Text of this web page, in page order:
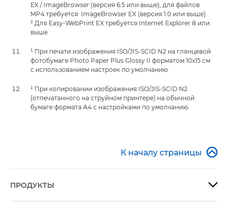
EX / ImageBrowser (версия 6.5 или выше), для файлов
MP4 требуется: ImageBrowser EX (версия 1.0 или выше).
² Для Easy-WebPrint EX требуется Internet Explorer 8 или
выше
¹ При печати изображения ISO/JIS-SCID N2 на глянцевой
фотобумаге Photo Paper Plus Glossy II форматом 10x15 см
с использованием настроек по умолчанию.
¹ При копировании изображения ISO/JIS-SCID N2
(отпечатанного на струйном принтере) на обычной
бумаге формата A4 с настройками по умолчанию.
К началу страницы 
ПРОДУКТЫ 